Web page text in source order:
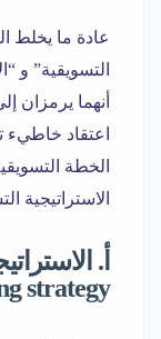
عادة ما يخلط
التسويقية” و
أنهما يرمزان
اعتقاد خاطيء
الخطة
الاستراتيجية
أ.
strategy